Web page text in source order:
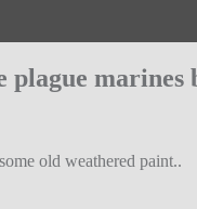
marines
old weathered paint..